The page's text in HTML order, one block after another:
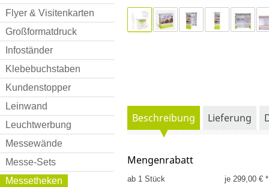
Flyer & Visitenkarten
Großformatdruck
Infoständer
Klebebuchstaben
Kundenstopper
Leinwand
Leuchtwerbung
Messewände
Messe-Sets
Messetheken
Beschreibung Lieferung
Mengenrabatt
ab 1 Stück
je 299,00 € *